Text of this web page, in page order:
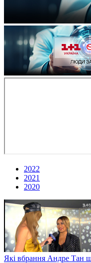
2022
2021
2020
Які вбрання Андре Тан